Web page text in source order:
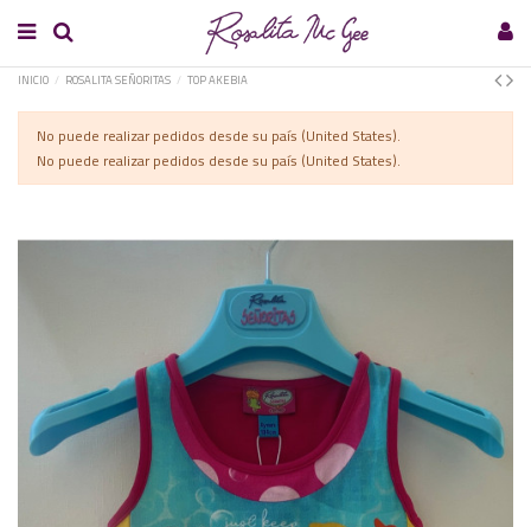
INICIO ROSALITA SEÑORITAS TOP AKEBIA
No puede realizar pedidos desde su país (United States).
No puede realizar pedidos desde su país (United States).